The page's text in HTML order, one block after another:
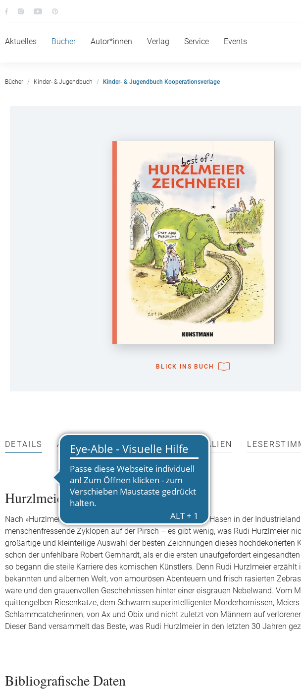
Aktuelles Bücher Autor*innen Verlag Service Events
Bücher Kinder- & Jugendbuch Kinder- & Jugendbuch Kooperationsverlage
BLICK INS BUCH
DETAILS AUTOR*INNEN PRESSEMATERIALIEN
Hurzlmeierzeichnerei
Nach »Hurzlmeiermalerei« jetzt »Hurzlmeierzeichnerei«: Ob Hasen in der
menschenfressende Zyklopen auf der Pirsch – es gibt wenig, was Rudi Hurzlmeier
großartige und kleinteilige Auswahl der besten Zeichnungen dieses hochdekorierten
schon der unfehlbare Robert Gernhardt, als er die ersten unaufgefordert
so begann die steile Karriere des komischen Künstlers. Denn Rudi Hurzlmeier
bekannten und albernen Welt, von amourösen Abenteuern und frisch rasierten
wäre und den grauenvollen Geschehnissen hinter einer eisgrauen Nebelwand. Vom
quittengelben Riesenkatze, dem Schwarm superintelligenter Mörderhornissen,
Schlammcatcherinnen, von Ax und Obix und nicht zuletzt von Männern auf
Dieser Band versammelt das Beste, was Rudi Hurzlmeier in den letzten 30 Jahren
Bibliografische Daten